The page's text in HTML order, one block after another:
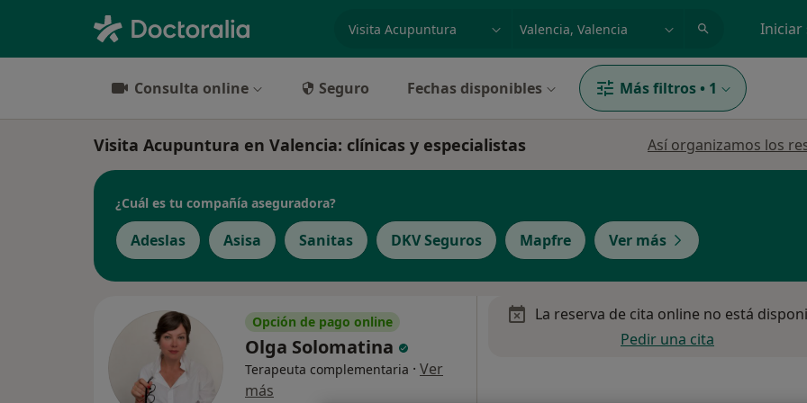
Iniciar
Consulta online Seguro Fechas disponibles Más filtros • 1
Visita Acupuntura en Valencia: clínicas y especialistas Así organizamos los
¿Cuál es tu compañía aseguradora?
Adeslas Asisa Sanitas DKV Seguros Mapfre Ver más
Opción de pago online
Olga Solomatina
Terapeuta complementaria · Ver
más
La reserva de cita online no está
Pedir una cita